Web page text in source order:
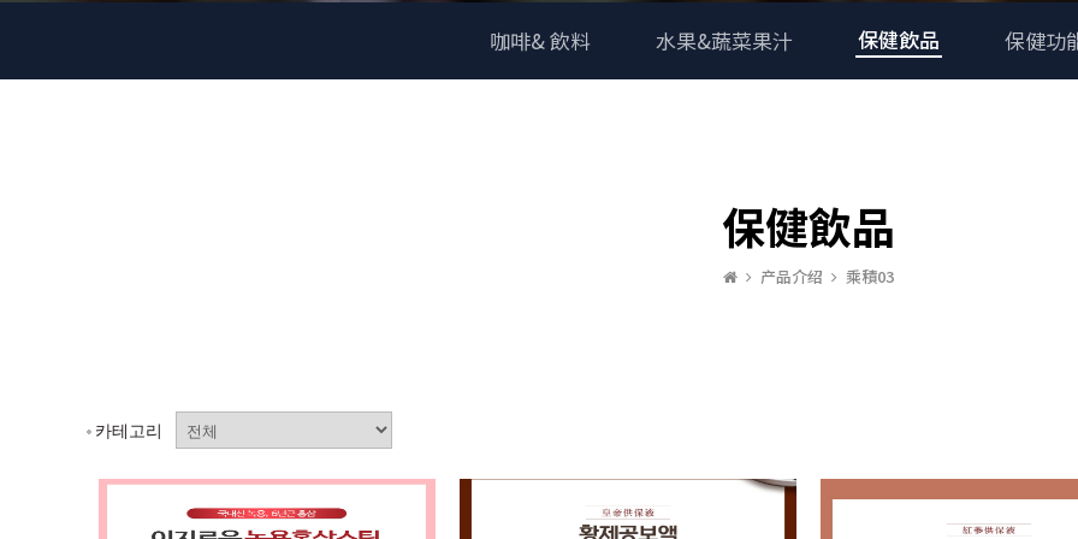
咖啡& 飲料 水果&蔬菜果汁 保健飲品 保健功
保健飲品
产品介绍 乘積03
카테고리